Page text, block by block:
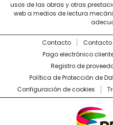
usos de las obras y otras
web a medios de lectura
Contacto Contacto
Pago electrónico
Registro de
Política de Protección de
Configuración de cookies